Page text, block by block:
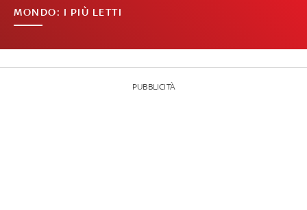
MONDO: I PIÙ LETTI
PUBBLICITÀ